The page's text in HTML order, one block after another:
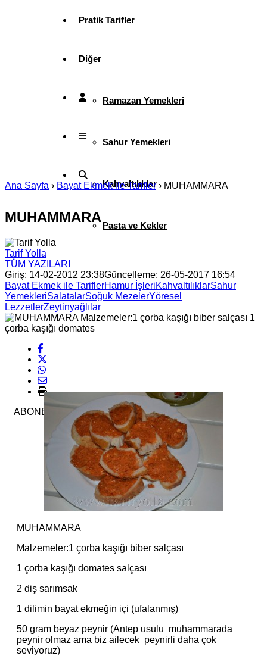
Pratik Tarifler
Diğer
Ramazan Yemekleri
Sahur Yemekleri
Kahvaltılıklar
Pasta ve Kekler
Ana Sayfa › Bayat Ekmek ile Tarifler› MUHAMMARA
MUHAMMARA
Tarif Yolla
TÜM YAZILARI
Giriş: 14-02-2012 23:38Güncelleme: 26-05-2017 16:54
Bayat Ekmek ile TariflerHamur İşleriKahvaltılıklarSahur
YemekleriSalatalarSoğuk MezelerYöresel
LezzetlerZeytinyağlılar
ABONE OL
MUHAMMARA
Malzemeler:1 çorba kaşığı biber salçası
1 çorba kaşığı domates salçası
2 diş sarımsak
1 dilimin bayat ekmeğin içi (ufalanmış)
50 gram beyaz peynir (Antep usulu muhammarada
peynir olmaz ama biz ailecek peynirli daha çok
seviyoruz)